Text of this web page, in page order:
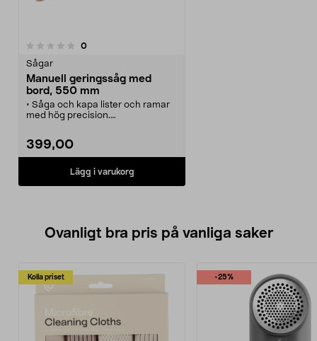
0recensioner
Sågar
Manuell geringssåg med
bord, 550 mm
• Såga och kapa lister och ramar
med hög precision.
• Manuell gersåg med stabilt
sågbord för säkrare arbete.
• Kapbredd upp till 160 mm vid 90
grader vinkel.
399,00
Lägg i varukorg
Ovanligt bra pris på vanliga saker
Kolla priset -25%